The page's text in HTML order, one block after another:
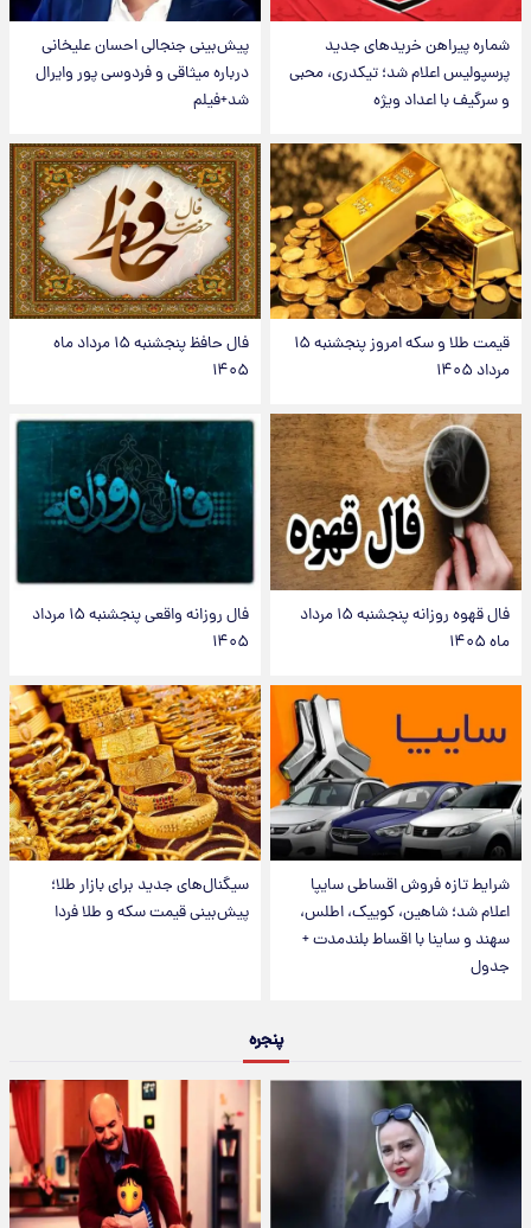
شماره پیراهن خریدهای جدید
پرسپولیس اعلام شد؛ تیکدری، محبی
و سرگیف با اعداد ویژه
پیش‌بینی جنجالی احسان علیخانی
درباره میثاقی و فردوسی پور وایرال
شد+فیلم
قیمت طلا و سکه امروز پنجشنبه ۱۵
مرداد ۱۴۰۵
فال حافظ پنجشنبه ۱۵ مرداد ماه
۱۴۰۵
فال قهوه روزانه پنجشنبه ۱۵ مرداد
ماه ۱۴۰۵
فال روزانه واقعی پنجشنبه ۱۵ مرداد
۱۴۰۵
شرایط تازه فروش اقساطی سایپا
اعلام شد؛ شاهین، کوییک، اطلس،
سهند و ساینا با اقساط بلندمدت +
جدول
سیگنال‌های جدید برای بازار طلا؛
پیش‌بینی قیمت سکه و طلا فردا
پنجره